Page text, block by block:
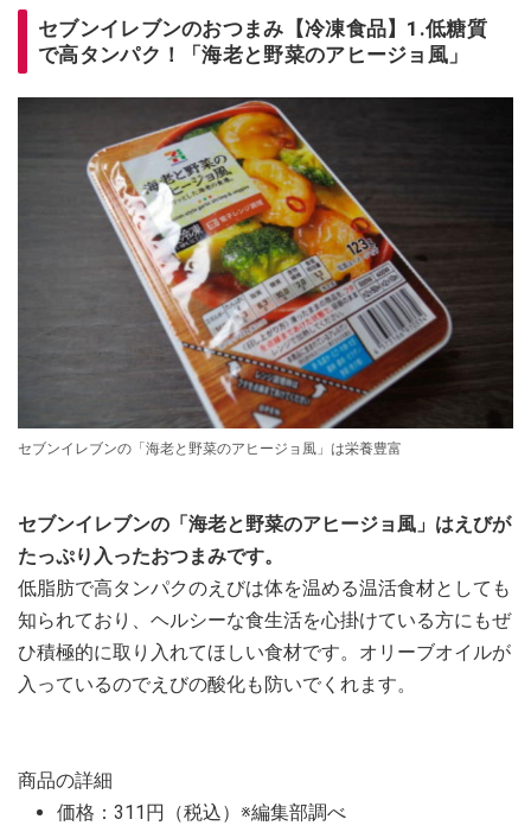
セブンイレブンのおつまみ【冷凍食品】1.低糖質
で高タンパク！「海老と野菜のアヒージョ風」
セブンイレブンの「海老と野菜のアヒージョ風」は栄養豊富
セブンイレブンの「海老と野菜のアヒージョ風」はえびが
たっぷり入ったおつまみです。
低脂肪で高タンパクのえびは体を温める温活食材としても
知られており、ヘルシーな食生活を心掛けている方にもぜ
ひ積極的に取り入れてほしい食材です。オリーブオイルが
入っているのでえびの酸化も防いでくれます。
商品の詳細
価格：311円（税込）※編集部調べ